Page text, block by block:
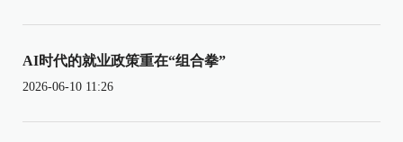
AI时代的就业政策重在“组合拳”
2026-06-10 11:26